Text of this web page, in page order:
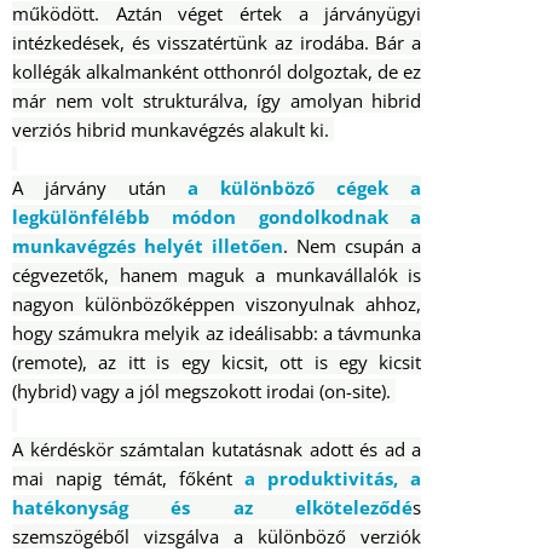
működött. Aztán véget értek a járványügyi
intézkedések, és visszatértünk az irodába. Bár a
kollégák alkalmanként otthonról dolgoztak, de ez
már nem volt strukturálva, így amolyan hibrid
verziós hibrid munkavégzés alakult ki.
A járvány utána különböző cégek a
legkülönfélébb módon gondolkodnak a
munkavégzés helyét illetően. Nem csupán a
cégvezetők, hanem maguk a munkavállalók is
nagyon különbözőképpen viszonyulnak ahhoz,
hogy számukra melyik az ideálisabb: a távmunka
(remote), az itt is egy kicsit, ott is egy kicsit
(hybrid) vagy a jól megszokott irodai (on-site).
A kérdéskör számtalan kutatásnak adott és ad a
mai napig témát, főkénta produktivitás, a
hatékonyság és az elköteleződés
szemszögéből vizsgálva a különböző verziók